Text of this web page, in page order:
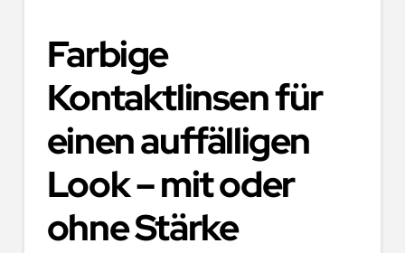
Farbige
Kontaktlinsen für
einen auffälligen
Look – mit oder
ohne Stärke